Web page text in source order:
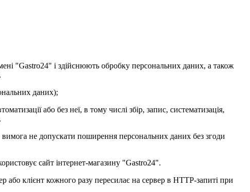
"Gastro24" і здійснюють обробку персональних даних, а також
даних);
або без неї, в тому числі збір, запис, систематизація,
не допускати поширення персональних даних без згоди
сайт інтернет-магазину "Gastro24".
або клієнт кожного разу пересилає на сервер в HTTP-запиті при